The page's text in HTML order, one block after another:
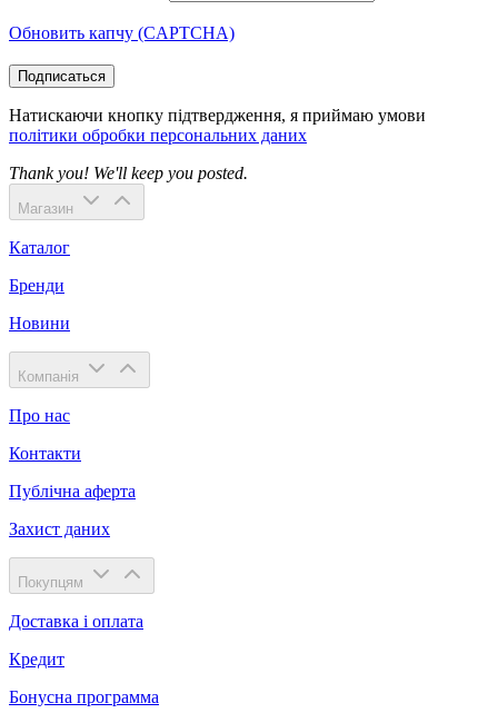
Обновить капчу (CAPTCHA)
Подписаться
Натискаючи кнопку підтвердження, я приймаю умови
політики обробки персональних даних
Thank you! We'll keep you posted.
Магазин
Каталог
Бренди
Новини
Компанія
Про нас
Контакти
Публічна аферта
Захист даних
Покупцям
Доставка і оплата
Кредит
Бонусна программа